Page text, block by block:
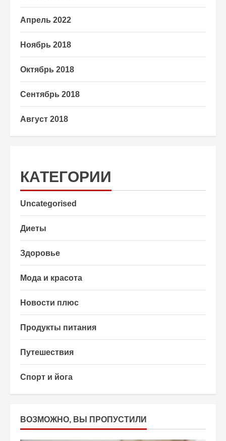
Апрель 2022
Ноябрь 2018
Октябрь 2018
Сентябрь 2018
Август 2018
КАТЕГОРИИ
Uncategorised
Диеты
Здоровье
Мода и красота
Новости плюс
Продукты питания
Путешествия
Спорт и йога
ВОЗМОЖНО, ВЫ ПРОПУСТИЛИ